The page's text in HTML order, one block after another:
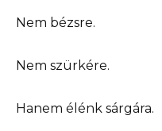
Nem bézsre.
Nem szürkére.
Hanem élénk sárgára.